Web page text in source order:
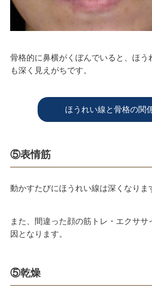
骨格的に鼻横がくぼんでいると、ほう
も深く見えがちです。
ほうれい線と骨格の関
⑤表情筋
動かすたびにほうれい線は深くなりま
また、間違った顔の筋トレ・エクササ
因となります。
⑤乾燥